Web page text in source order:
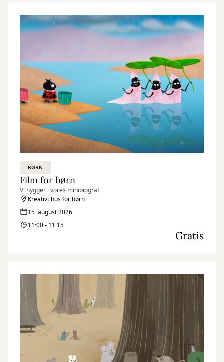
BØRN
Film for børn
Vi hygger i vores minibiograf
Kreativt hus for børn
15. august 2026
11:00 - 11:15
Gratis